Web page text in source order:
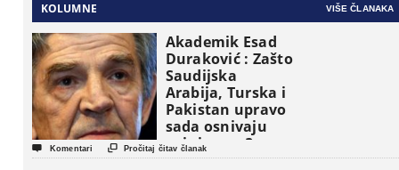
KOLUMNE VIŠE ČLANAKA
Akademik Esad
Duraković : Zašto
Saudijska
Arabija, Turska i
Pakistan upravo
sada osnivaju
vojni savez?
 Komentari  Pročitaj čitav članak